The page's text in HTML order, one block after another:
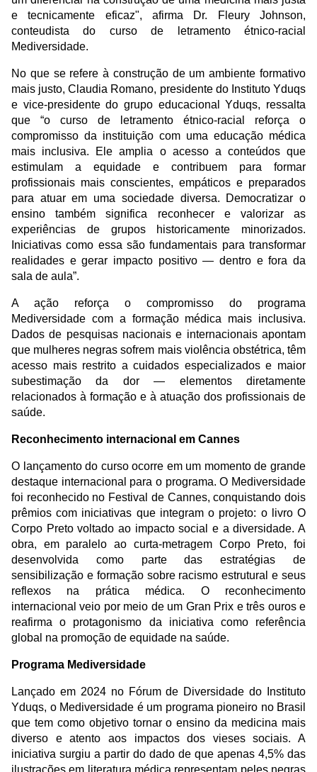
e tecnicamente eficaz", afirma Dr. Fleury Johnson,
conteudista do curso de letramento étnico-racial
Mediversidade.
No que se refere à construção de um ambiente formativo
mais justo, Claudia Romano, presidente do Instituto Yduqs
e vice-presidente do grupo educacional Yduqs, ressalta
que “o curso de letramento étnico-racial reforça o
compromisso da instituição com uma educação médica
mais inclusiva. Ele amplia o acesso a conteúdos que
estimulam a equidade e contribuem para formar
profissionais mais conscientes, empáticos e preparados
para atuar em uma sociedade diversa. Democratizar o
ensino também significa reconhecer e valorizar as
experiências de grupos historicamente minorizados.
Iniciativas como essa são fundamentais para transformar
realidades e gerar impacto positivo — dentro e fora da
sala de aula”.
A ação reforça o compromisso do programa
Mediversidade com a formação médica mais inclusiva.
Dados de pesquisas nacionais e internacionais apontam
que mulheres negras sofrem mais violência obstétrica, têm
acesso mais restrito a cuidados especializados e maior
subestimação da dor — elementos diretamente
relacionados à formação e à atuação dos profissionais de
saúde.
Reconhecimento internacional em Cannes
O lançamento do curso ocorre em um momento de grande
destaque internacional para o programa. O Mediversidade
foi reconhecido no Festival de Cannes, conquistando dois
prêmios com iniciativas que integram o projeto: o livro O
Corpo Preto voltado ao impacto social e a diversidade. A
obra, em paralelo ao curta-metragem Corpo Preto, foi
desenvolvida como parte das estratégias de
sensibilização e formação sobre racismo estrutural e seus
reflexos na prática médica. O reconhecimento
internacional veio por meio de um Gran Prix e três ouros e
reafirma o protagonismo da iniciativa como referência
global na promoção de equidade na saúde.
Programa Mediversidade
Lançado em 2024 no Fórum de Diversidade do Instituto
Yduqs, o Mediversidade é um programa pioneiro no Brasil
que tem como objetivo tornar o ensino da medicina mais
diverso e atento aos impactos dos vieses sociais. A
iniciativa surgiu a partir do dado de que apenas 4,5% das
ilustrações em literatura médica representam peles negras